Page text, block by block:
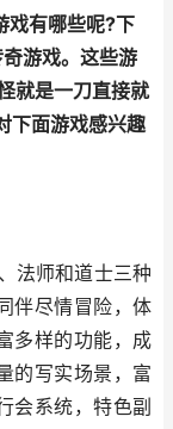
戏有哪些呢?下
游戏。这些游
就是一刀直接就
下面游戏感兴趣
法师和道士三种
伴尽情冒险，体
多样的功能，成
的写实场景，富
会系统，特色副